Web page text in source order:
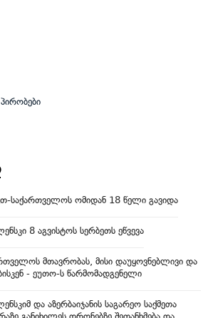
საქართველოს ომიდან 18 წელი გავიდა
8 აგვისტოს სერბეთს ეწვევა
მთავრობას, მისი დაუყოვნებლივი და
- ეუთო-ს წარმომადგენელი
და აზერბაიჯანის საგარეო საქმეთა